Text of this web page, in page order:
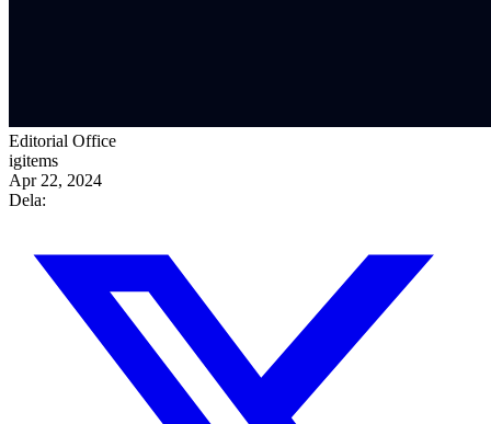
Editorial Office
igitems
Apr 22, 2024
Dela: